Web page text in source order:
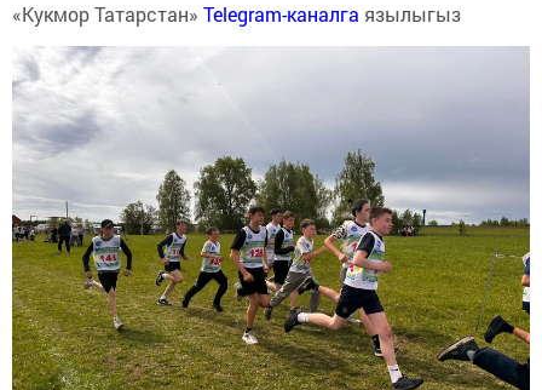
«Кукмор Татарстан» Telegram-каналга язылыгыз